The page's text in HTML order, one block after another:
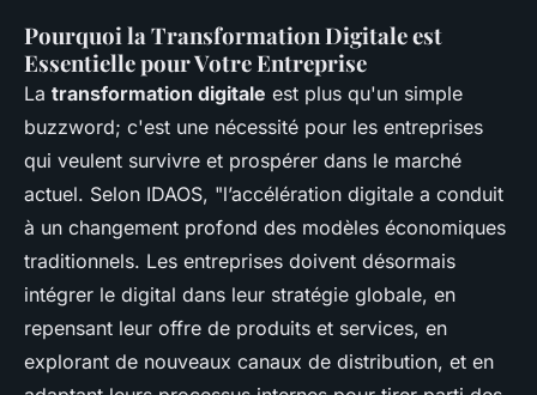
Pourquoi la Transformation Digitale est
Essentielle pour Votre Entreprise
La transformation digitale est plus qu'un simple
buzzword; c'est une nécessité pour les entreprises
qui veulent survivre et prospérer dans le marché
actuel. Selon IDAOS, "l’accélération digitale a conduit
à un changement profond des modèles économiques
traditionnels. Les entreprises doivent désormais
intégrer le digital dans leur stratégie globale, en
repensant leur offre de produits et services, en
explorant de nouveaux canaux de distribution, et en